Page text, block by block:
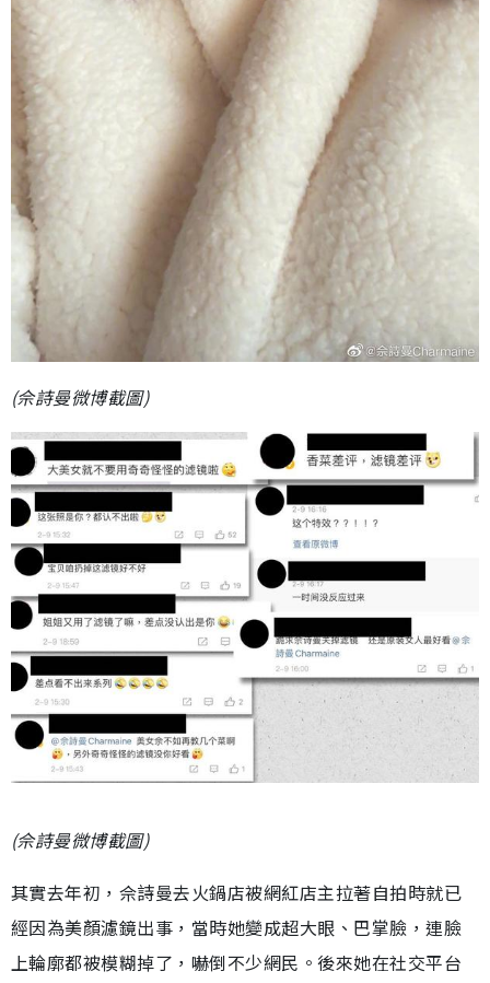
(佘詩曼微博截圖)
(佘詩曼微博截圖)
其實去年初，佘詩曼去火鍋店被網紅店主拉著自拍時就已
經因為美顏濾鏡出事，當時她變成超大眼、巴掌臉，連臉
上輪廓都被模糊掉了，嚇倒不少網民。後來她在社交平台